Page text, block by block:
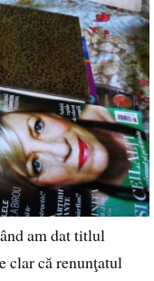
am dat titlul
clar că renunţatul